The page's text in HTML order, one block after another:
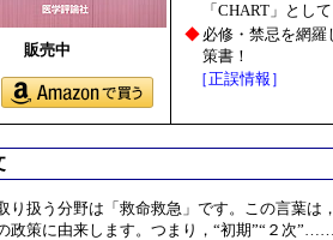
販売中
「CHART」とし
◆ 必修・禁忌を網
策書！
［正誤情報］
り扱う分野は「救命救急」です。この言葉は
政策に由来します。つまり，“初期”“２次